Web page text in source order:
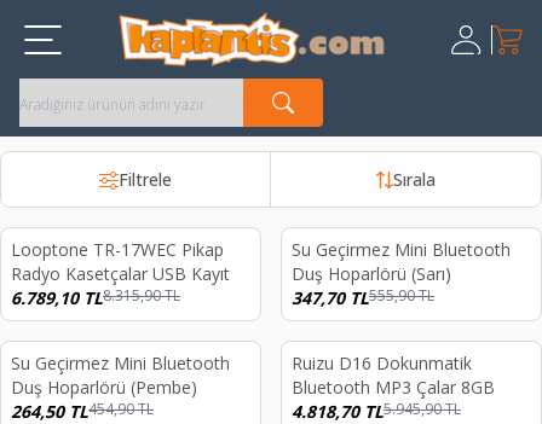
Üye
Kayıt Ol
Sepet
Filtrele Sırala
%18
Looptone TR-17WEC Pikap
Radyo Kasetçalar USB Kayıt
6.789,10TL8.315,90TL
%37
Su Geçirmez Mini Bluetooth
Duş Hoparlörü (Sarı)
347,70TL555,90TL
%42
Su Geçirmez Mini Bluetooth
Duş Hoparlörü (Pembe)
264,50TL454,90TL
%19
Ruizu D16 Dokunmatik
Bluetooth MP3 Çalar 8GB
4.818,70TL5.945,90TL